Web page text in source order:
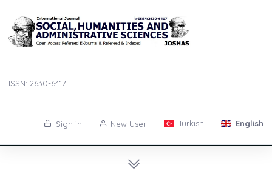
ISSN: 2630-6417
Sign in New User Turkish English